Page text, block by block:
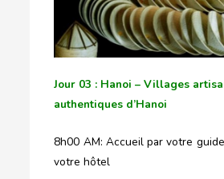
Jour 03 : Hanoi – Villages
authentiques d’Hanoi
8h00 AM: Accueil par votre
votre hôtel